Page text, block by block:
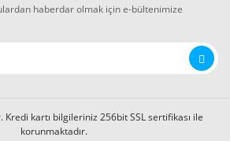
haberdar olmak için e-bültenimize
Kredi kartı bilgileriniz 256bit SSL sertifikası ile
korunmaktadır.